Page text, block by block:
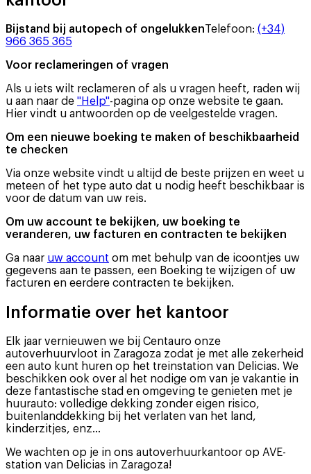
Bijstand bij autopech of ongelukkenTelefoon: (+34)
966 365 365
Voor reclameringen of vragen
Als u iets wilt reclameren of als u vragen heeft, raden wij
u aan naar de "Help"-pagina op onze website te gaan.
Hier vindt u antwoorden op de veelgestelde vragen.
Om een nieuwe boeking te maken of beschikbaarheid
te checken
Via onze website vindt u altijd de beste prijzen en weet u
meteen of het type auto dat u nodig heeft beschikbaar is
voor de datum van uw reis.
Om uw account te bekijken, uw boeking te
veranderen, uw facturen en contracten te bekijken
Ga naar uw account om met behulp van de icoontjes uw
gegevens aan te passen, een Boeking te wijzigen of uw
facturen en eerdere contracten te bekijken.
Informatie over het kantoor
Elk jaar vernieuwen we bij Centauro onze
autoverhuurvloot in Zaragoza zodat je met alle zekerheid
een auto kunt huren op het treinstation van Delicias. We
beschikken ook over al het nodige om van je vakantie in
deze fantastische stad en omgeving te genieten met je
huurauto: volledige dekking zonder eigen risico,
buitenlanddekking bij het verlaten van het land,
kinderzitjes, enz...
We wachten op je in ons autoverhuurkantoor op AVE-
station van Delicias in Zaragoza!